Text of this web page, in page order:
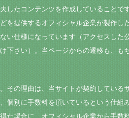
たコンテンツを作成していることで
提供するオフィシャル企業が製作し
い仕様になっています（アクセスした
下さい）。当ページからの遷移も、も
の理由は、当サイトが契約している
個別に手数料を頂いているという仕組
た場合に、オフィシャル企業から手数